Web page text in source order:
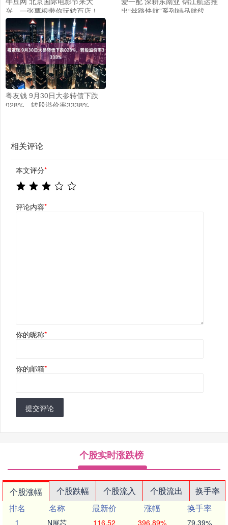
兴，一张票根带你玩转百店！
出“丝路快航”系列精品航线
粤友钱 9月30日大参转债下跌
028%，转股溢价率3338%
相关评论
本文评分*
评论内容*
你的昵称*
你的邮箱*
提交评论
个股实时涨跌榜
个股涨幅 个股跌幅 个股流入 个股流出
换手率
排名
名称 最新价 涨幅
换手率
1
N展芯 116.52 396.89% 79.39%